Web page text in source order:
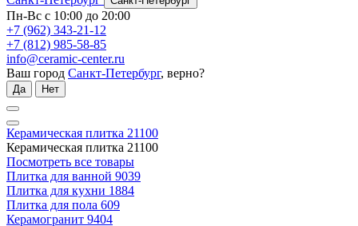
Пн-Вс с 10:00 до 20:00
+7 (962) 343-21-12
+7 (812) 985-58-85
info@ceramic-center.ru
Ваш город Санкт-Петербург, верно?
Да Нет
Керамическая плитка 21100
Керамическая плитка 21100
Посмотреть все товары
Плитка для ванной 9039
Плитка для кухни 1884
Плитка для пола 609
Керамогранит 9404